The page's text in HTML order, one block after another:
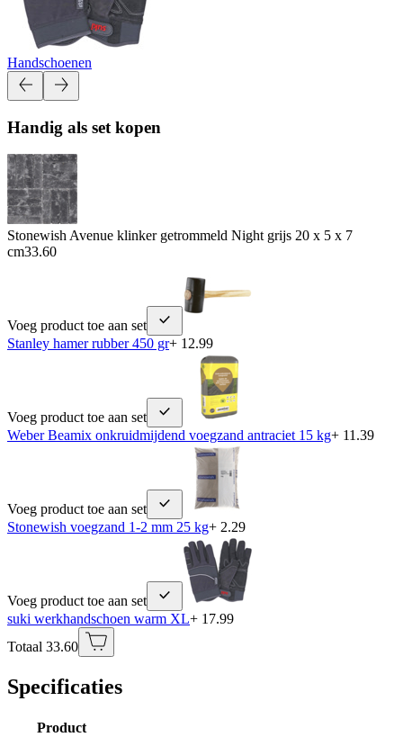
Handschoenen
Handig als set kopen
Stonewish Avenue klinker getrommeld Night grijs 20 x 5 x 7
cm33.60
Voeg product toe aan set
Stanley hamer rubber 450 gr+ 12.99
Voeg product toe aan set
Weber Beamix onkruidmijdend voegzand antraciet 15 kg+ 11.39
Voeg product toe aan set
Stonewish voegzand 1-2 mm 25 kg+ 2.29
Voeg product toe aan set
suki werkhandschoen warm XL+ 17.99
Totaal 33.60
Specificaties
Product